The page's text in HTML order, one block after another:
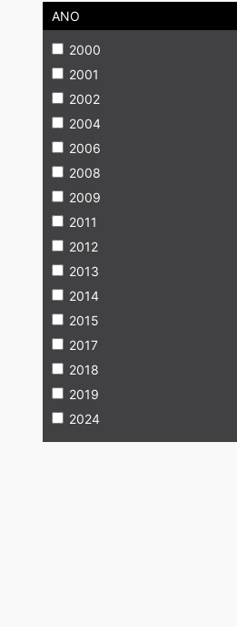
ANO
2000
2001
2002
2004
2006
2008
2009
2011
2012
2013
2014
2015
2017
2018
2019
2024